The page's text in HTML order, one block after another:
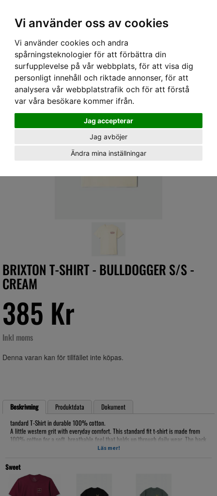
Vi använder oss av cookies
Vi använder cookies och andra
spårningsteknologier för att förbättra din
surfupplevelse på vår webbplats, för att visa dig
personligt innehåll och riktade annonser, för att
analysera vår webbplatstrafik och för att förstå
var våra besökare kommer ifrån.
Jag accepterar
Jag avböjer
Ändra mina inställningar
Hem› HERR›T-SHIRT › BRIXTON T-SHIRT - BULLDOGGER S/S - CREAM
BRIXTON T-SHIRT - BULLDOGGER S/S -
CREAM
385 Kr
Inkl moms
Denna varan kan för tillfället inte köpas.
Beskrivning Produktdata
Dokument
tandard T-Shirt in durable 100% cotton.
A little western grit with everyday comfort. This standard fit t-shirt is made from
100% cotton for a soft, breathable feel that holds up through daily wear. The back
features a bold bull rider graphic with classic Brixton Company branding, bringing
layers, it’s the kind of tee that adds character without trying too hard
Läs mer!
Sweet